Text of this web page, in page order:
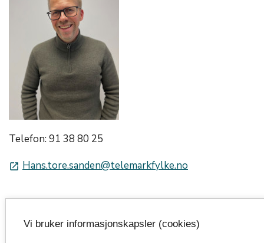
Telefon: 91 38 80 25
launch Hans.tore.sanden@telemarkfylke.no
Publisert:
Vi bruker informasjonskapsler (cookies)